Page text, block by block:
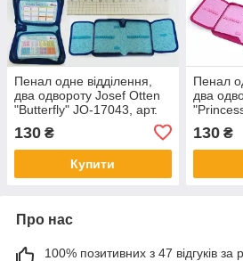
Пенал одне відділення,
два одвороту Josef Otten
"Butterfly" JO-17043, арт.
130 ₴
Купити
Пенал
два
130₴
Про нас
100% позитивних з 47 відгуків за